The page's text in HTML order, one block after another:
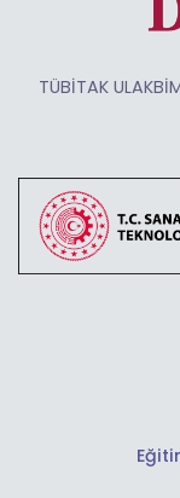
TÜBİTAK